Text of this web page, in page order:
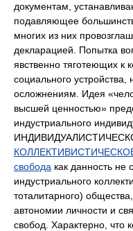
документам,
подавляющее
многих из них
декларацией. Попытка
явственно тяготеющих к
социального
осложнениям. Идея
высшей ценностью»
индустриального
свобода как данность
индустриального
тоталитарного)
автономии личности и
свобод. Характерно, что